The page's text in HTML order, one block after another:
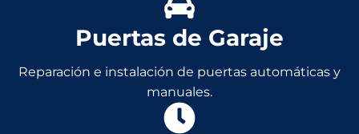
Puertas de Garaje
Reparación e instalación de puertas automáticas y
manuales.